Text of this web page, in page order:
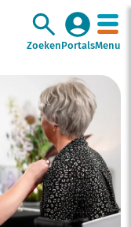
Zoeken PortalsMenu